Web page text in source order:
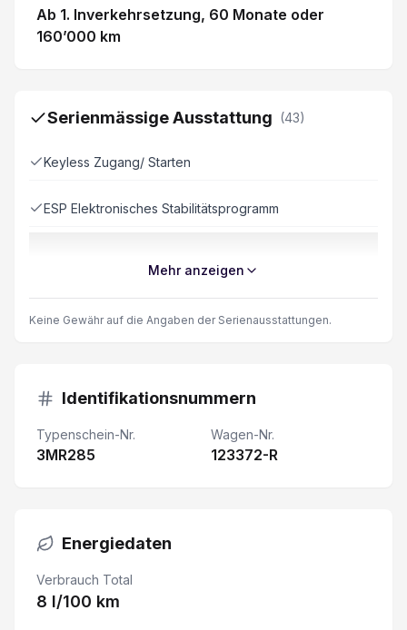
Ab 1. Inverkehrsetzung, 60 Monate oder
160’000 km
Serienmässige Ausstattung (43)
Keyless Zugang/ Starten
ESP Elektronisches Stabilitätsprogramm
Kollisionswarner
Totwinkel-Assistent
LED-Scheinwerfer
Garantie 5 Jahre/ 160'000 km
Licht und Regensensor
Mehr anzeigen
Keine Gewähr auf die Angaben der Serienausstattungen.
Identifikationsnummern
Typenschein-Nr.
3MR285
Wagen-Nr.
123372-R
Energiedaten
Verbrauch Total
8 l/100 km